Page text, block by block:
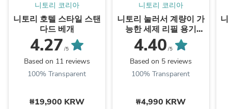
니토리 코리아
니토리 호텔 스타일 스탠
다드 베개
4.27 /5
Based on 11 reviews
100% Transparent
₩19,900 KRW
니토리 코리아
니토리 눌러서 계량이 가
능한 세제 리필 용기
(600㎖)
4.40 /5
Based on 5 reviews
100% Transparent
₩4,990 KRW